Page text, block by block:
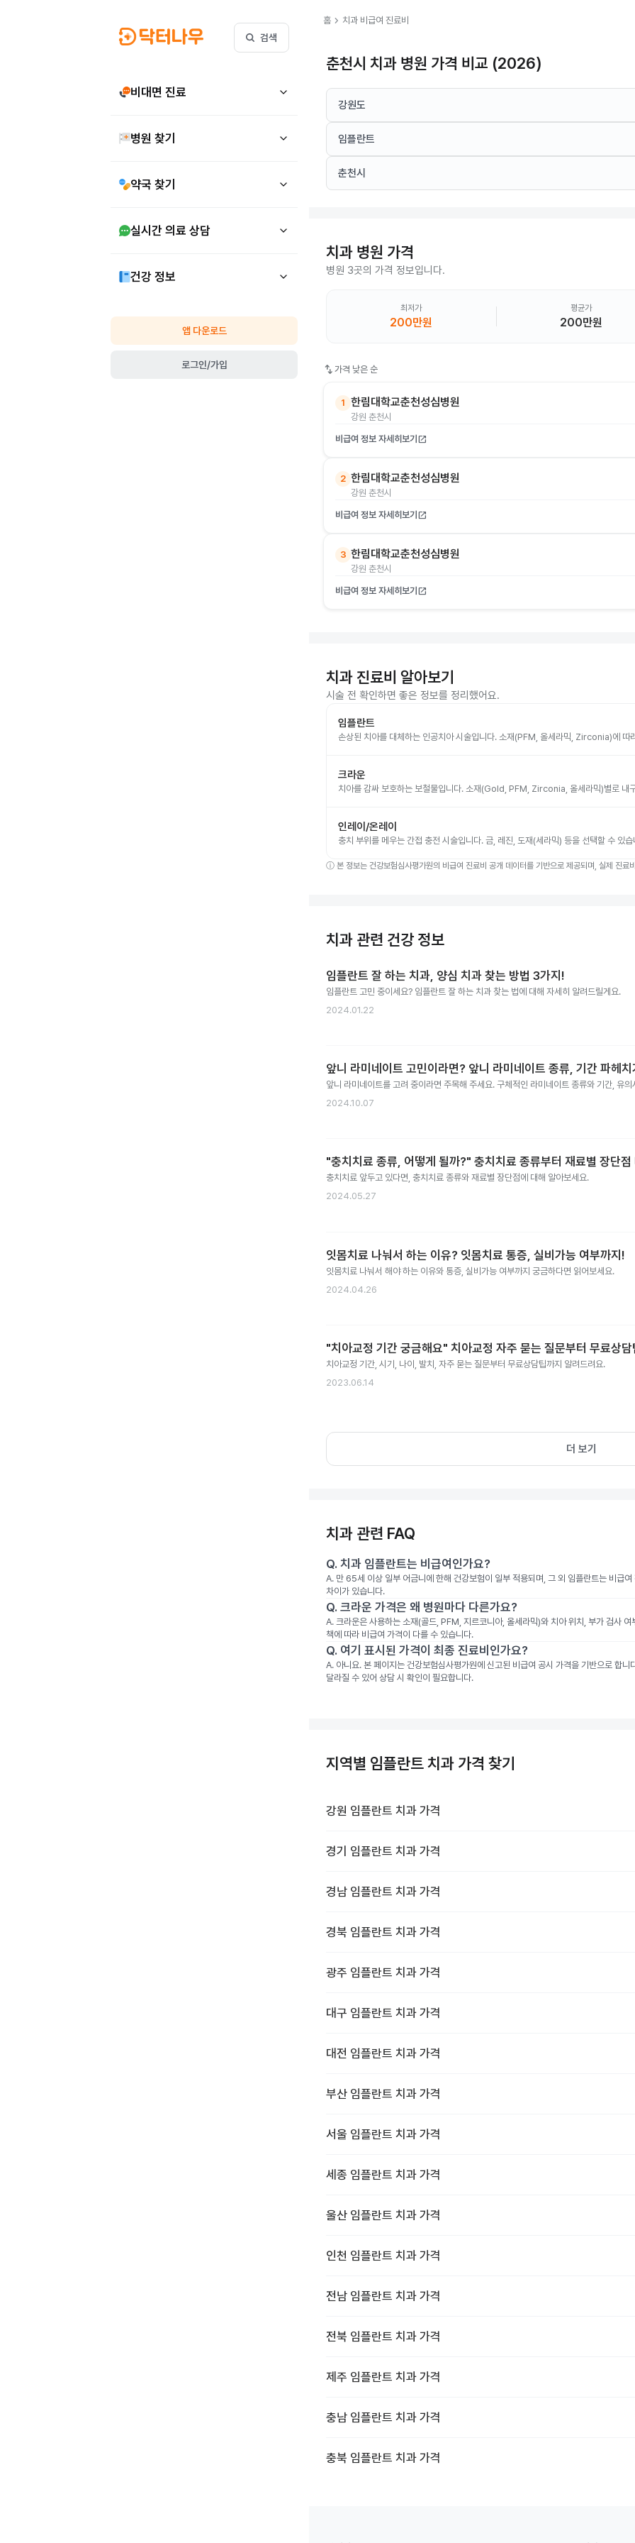
검색
비대면 진료
병원 찾기
약국 찾기
실시간 의료 상담
건강 정보
앱 다운로드
로그인/가입
홈 chevron_right 치과 비급여 진료비
춘천시 치과 병원 가격 비교 (2026)
강원도
임플란트
춘천시
치과 병원 가격
병원 3곳의 가격 정보입니다.
최저가
200만원
평균가
200만원
swap_vert 가격 낮은 순
1 한림대학교춘천성심병원
강원 춘천시
비급여 정보 자세히보기 open_in_new
2 한림대학교춘천성심병원
강원 춘천시
비급여 정보 자세히보기 open_in_new
3 한림대학교춘천성심병원
강원 춘천시
비급여 정보 자세히보기 open_in_new
치과 진료비 알아보기
시술 전 확인하면 좋은 정보를 정리했어요.
임플란트
손상된 치아를 대체하는 인공치아 시술입니다. 소재(PFM, 올세라믹, Zirconia)에 따
크라운
치아를 감싸 보호하는 보철물입니다. 소재(Gold, PFM, Zirconia, 올세라믹)별로 내
인레이/온레이
충치 부위를 메우는 간접 충전 시술입니다. 금, 레진, 도재(세라믹) 등을 선택할 수 있습
ⓘ 본 정보는 건강보험심사평가원의 비급여 진료비 공개 데이터를 기반으로 제공되며, 실제 진료
치과 관련 건강 정보
임플란트 잘 하는 치과, 양심 치과 찾는 방법 3가지!
임플란트 고민 중이세요? 임플란트 잘 하는 치과 찾는 법에 대해 자세히 알려드릴게요.
2024.01.22
앞니 라미네이트 고민이라면? 앞니 라미네이트 종류, 기간 파헤치
앞니 라미네이트를 고려 중이라면 주목해 주세요. 구체적인 라미네이트 종류와 기간, 유
2024.10.07
"충치치료 종류, 어떻게 될까?" 충치치료 종류부터 재료별 장단점
충치치료 앞두고 있다면, 충치치료 종류와 재료별 장단점에 대해 알아보세요.
2024.05.27
잇몸치료 나눠서 하는 이유? 잇몸치료 통증, 실비가능 여부까지!
잇몸치료 나눠서 해야 하는 이유와 통증, 실비가능 여부까지 궁금하다면 읽어보세요.
2024.04.26
"치아교정 기간 궁금해요" 치아교정 자주 묻는 질문부터 무료상담
치아교정 기간, 시기, 나이, 발치, 자주 묻는 질문부터 무료상담팁까지 알려드려요.
2023.06.14
더 보기
치과 관련 FAQ
Q. 치과 임플란트는 비급여인가요?
A. 만 65세 이상 일부 어금니에 한해 건강보험이 일부 적용되며, 그 외 임플란트는 비급
차이가 있습니다.
Q. 크라운 가격은 왜 병원마다 다른가요?
A. 크라운은 사용하는 소재(골드, PFM, 지르코니아, 올세라믹)와 치아 위치, 부가 검사
책에 따라 비급여 가격이 다를 수 있습니다.
Q. 여기 표시된 가격이 최종 진료비인가요?
A. 아니요. 본 페이지는 건강보험심사평가원에 신고된 비급여 공시 가격을 기반으로 합
달라질 수 있어 상담 시 확인이 필요합니다.
지역별 임플란트 치과 가격 찾기
강원 임플란트 치과 가격
경기 임플란트 치과 가격
경남 임플란트 치과 가격
경북 임플란트 치과 가격
광주 임플란트 치과 가격
대구 임플란트 치과 가격
대전 임플란트 치과 가격
부산 임플란트 치과 가격
서울 임플란트 치과 가격
세종 임플란트 치과 가격
울산 임플란트 치과 가격
인천 임플란트 치과 가격
전남 임플란트 치과 가격
전북 임플란트 치과 가격
제주 임플란트 치과 가격
충남 임플란트 치과 가격
충북 임플란트 치과 가격